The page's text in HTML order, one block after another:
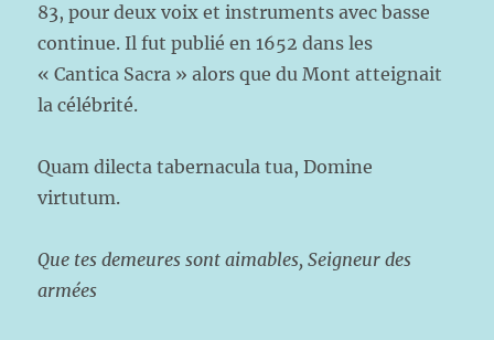
83, pour deux voix et instruments avec basse
continue. Il fut publié en 1652 dans les
« Cantica Sacra » alors que du Mont atteignait
la célébrité.
Quam dilecta tabernacula tua, Domine
virtutum.
Que tes demeures sont aimables, Seigneur des
armées